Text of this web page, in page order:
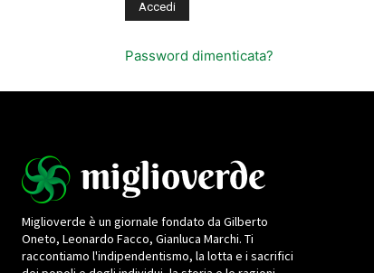
Password dimenticata?
Miglioverde è un giornale fondato da Gilberto
Oneto, Leonardo Facco, Gianluca Marchi. Ti
raccontiamo l'indipendentismo, la lotta e i sacrifici